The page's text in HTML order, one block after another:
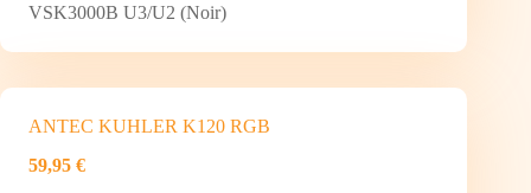
VSK3000B U3/U2 (Noir)
ANTEC KUHLER K120 RGB
59,95 €